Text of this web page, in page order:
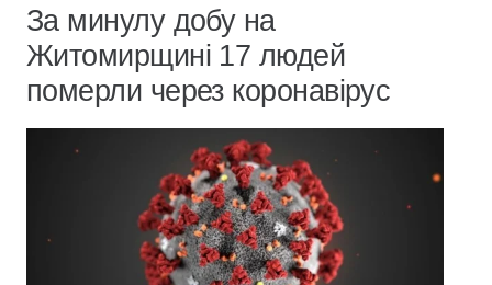
За минулу добу на
Житомирщині 17 людей
померли через коронавірус